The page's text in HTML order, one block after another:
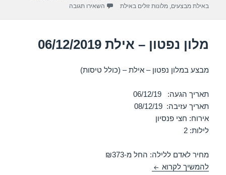
o
p
באילת מבצעים,מלונות זולים באילת השאירו תגובה
מלון נפטון – אילת 06/12/2019
מבצע במלון נפטון – אילת – (כולל טיסות)
תאריך הגעה: 06/12/19
תאריך עזיבה: 08/12/19
אירוח: חצי פנסיון
לילות: 2
מחיר לאדם ללילה: החל מ-₪373
להמשיך לקרוא מלון נפטון – אילת 06/12/2019